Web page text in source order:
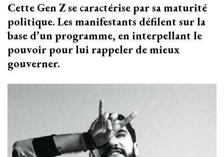
Cette Gen Z se caractérise par sa maturité
politique. Les manifestants défilent sur la
base d’un programme, en interpellant le
pouvoir pour lui rappeler de mieux
gouverner.